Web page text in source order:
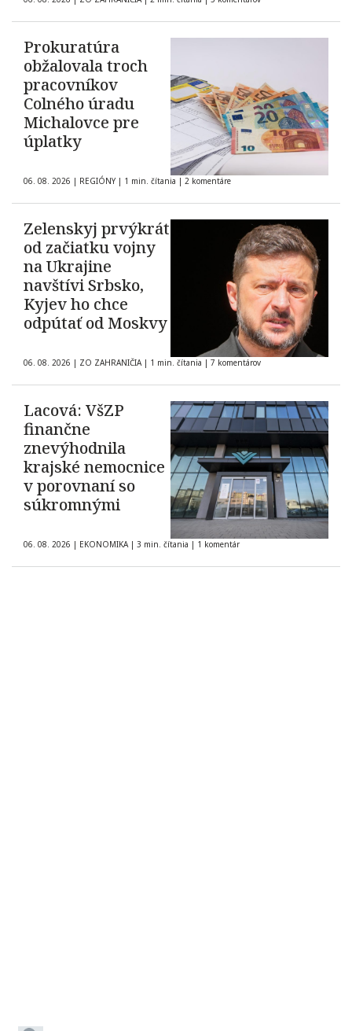
Prokuratúra
obžalovala troch
pracovníkov
Colného úradu
Michalovce pre
úplatky
06. 08. 2026 | REGIÓNY | 1 min. čítania | 2 komentáre
Zelenskyj prvýkrát
od začiatku vojny
na Ukrajine
navštívi Srbsko,
Kyjev ho chce
odpútať od Moskvy
06. 08. 2026 | ZO ZAHRANIČIA | 1 min. čítania | 7 komentárov
Lacová: VšZP
finančne
znevýhodnila
krajské nemocnice
v porovnaní so
súkromnými
06. 08. 2026 | EKONOMIKA | 3 min. čítania | 1 komentár